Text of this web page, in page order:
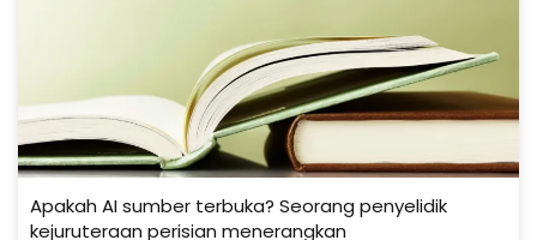
Apakah AI sumber terbuka? Seorang penyelidik
kejuruteraan perisian menerangkan